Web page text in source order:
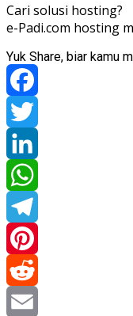
Cari solusi hosting?
e-Padi.com hosting
Yuk Share, biar kamu
Facebook
Twitter
LinkedIn
WhatsApp
Telegram
Pinterest
Reddit